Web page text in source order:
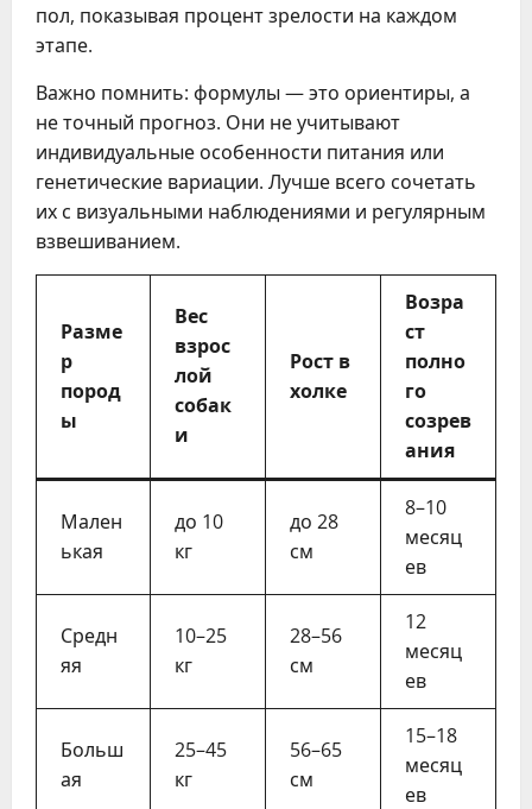
пол, показывая процент зрелости на каждом
этапе.
Важно помнить: формулы — это ориентиры, а
не точный прогноз. Они не учитывают
индивидуальные особенности питания или
генетические вариации. Лучше всего сочетать
их с визуальными наблюдениями и регулярным
взвешиванием.
Разме
р
пород
ы
Вес
взрос
лой
собак
и
Рост в
холке
Возра
ст
полно
го
созрев
ания
Мален
ькая
до 10
кг
до 28
см
8–10
месяц
ев
Средн
яя
10–25
кг
28–56
см
12
месяц
ев
Больш
ая
25–45
кг
56–65
см
15–18
месяц
ев